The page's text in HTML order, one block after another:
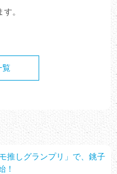
。
覧
推しグランプリ」で、銚子
！